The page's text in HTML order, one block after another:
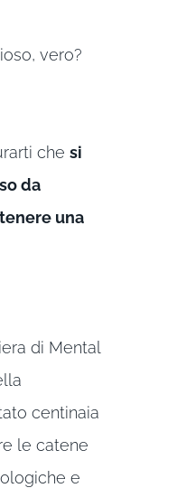
vero?
che si
da
una
di Mental
centinaia
le catene
e